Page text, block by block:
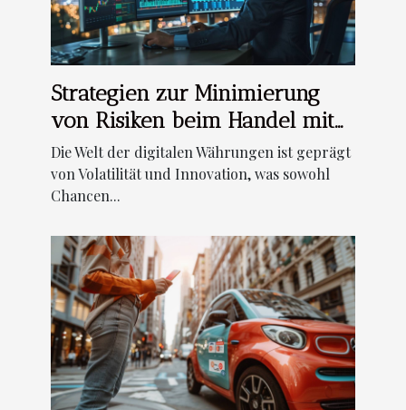
Strategien zur Minimierung
von Risiken beim Handel mit
digitalen Währungen
Die Welt der digitalen Währungen ist geprägt
von Volatilität und Innovation, was sowohl
Chancen...